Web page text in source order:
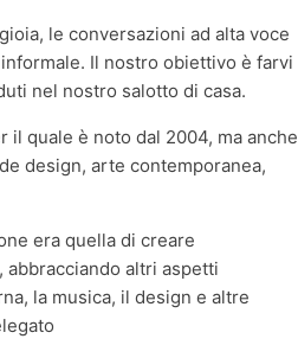
le conversazioni ad alta voce
Il nostro obiettivo è farvi
nel nostro salotto di casa.
quale è noto dal 2004, ma anche
design, arte contemporanea,
era quella di creare
abbracciando altri aspetti
la musica, il design e altre